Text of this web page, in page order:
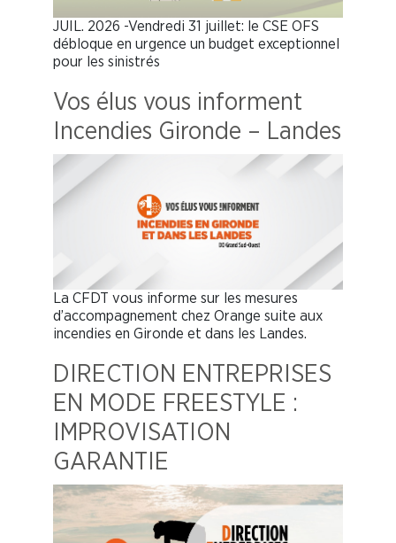
JUIL. 2026 -Vendredi 31 juillet: le CSE OFS
débloque en urgence un budget exceptionnel
pour les sinistrés
Vos élus vous informent
Incendies Gironde – Landes
La CFDT vous informe sur les mesures
d’accompagnement chez Orange suite aux
incendies en Gironde et dans les Landes.
DIRECTION ENTREPRISES
EN MODE FREESTYLE :
IMPROVISATION
GARANTIE